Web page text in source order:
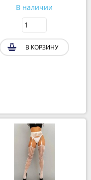
В наличии
В КОРЗИНУ